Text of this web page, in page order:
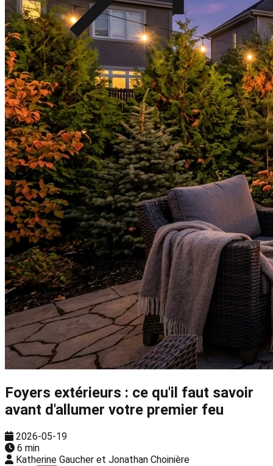
Foyers extérieurs : ce qu'il faut savoir
avant d'allumer votre premier feu
2026-05-19
6 min
Katherine Gaucher et Jonathan Choinière